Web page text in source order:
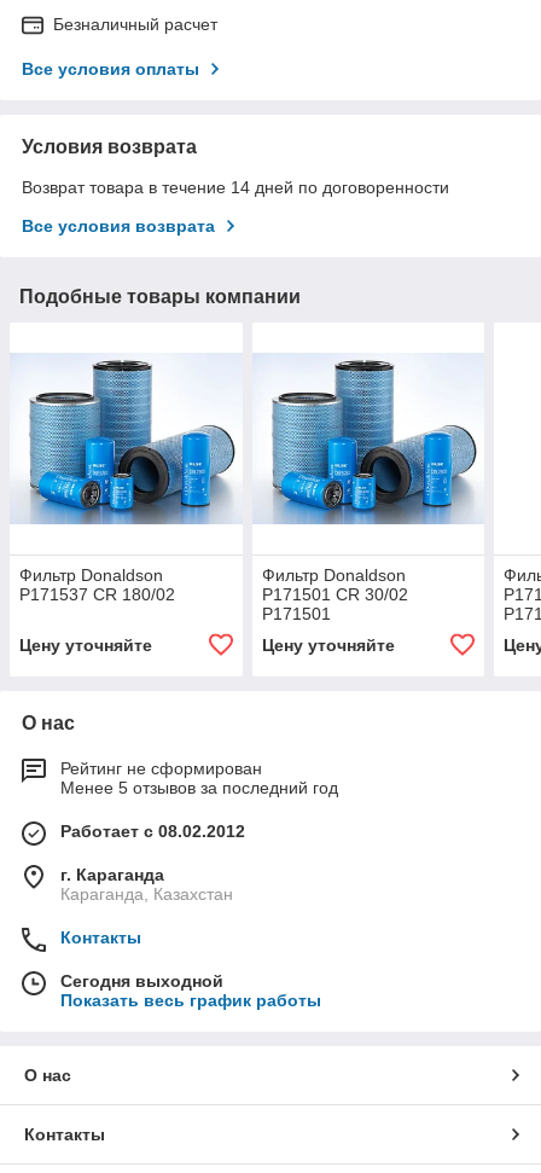
Безналичный расчет
Все условия оплаты
Условия возврата
Возврат товара в течение 14 дней по договоренности
Все условия возврата
Подобные товары компании
Фильтр Donaldson
P171537 CR 180/02
Цену уточняйте
Фильтр Donaldson
P171501 CR 30/02
P171501
Цену уточняйте
О нас
Рейтинг не сформирован
Менее 5 отзывов за последний год
Работает с 08.02.2012
г. Караганда
Караганда, Казахстан
Контакты
Сегодня выходной
Показать весь график работы
О нас
Контакты